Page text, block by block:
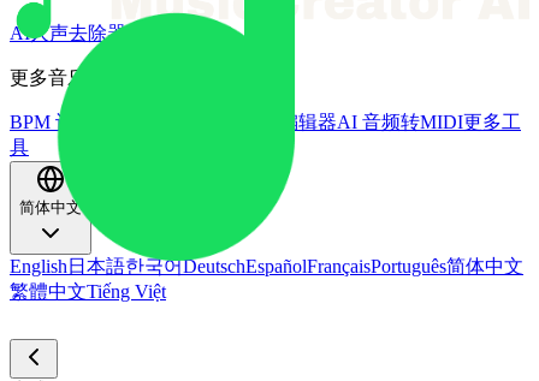
AI人声去除器
更多音乐工具
BPM 计算器 AI MIDI编辑器AI 音频转MIDI更多工
具
简体中文
English 日本語한국어DeutschEspañolFrançaisPortuguês简体中文
繁體中文Tiếng Việt